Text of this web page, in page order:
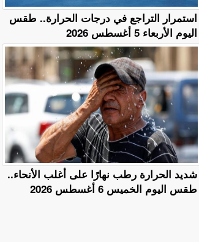
استمرار التراجع في درجات الحرارة.. طقس
اليوم الأربعاء 5 أغسطس 2026
​شديد الحرارة رطب نهارًا على أغلب الأنحاء..
طقس اليوم الخميس 6 أغسطس 2026